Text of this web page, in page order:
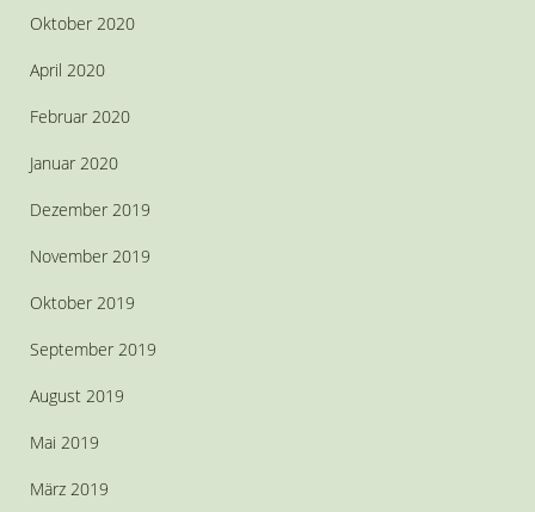
Oktober 2020
April 2020
Februar 2020
Januar 2020
Dezember 2019
November 2019
Oktober 2019
September 2019
August 2019
Mai 2019
März 2019